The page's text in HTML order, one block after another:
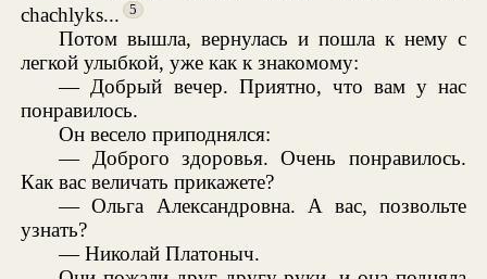
chachlyks...
5
Потом вышла, вернулась и пошла к нему с
легкой улыбкой, уже как к знакомому:
— Добрый вечер. Приятно, что вам у нас
понравилось.
Он весело приподнялся:
— Доброго здоровья. Очень понравилось.
Как вас величать прикажете?
— Ольга Александровна. А вас, позвольте
узнать?
— Николай Платоныч.